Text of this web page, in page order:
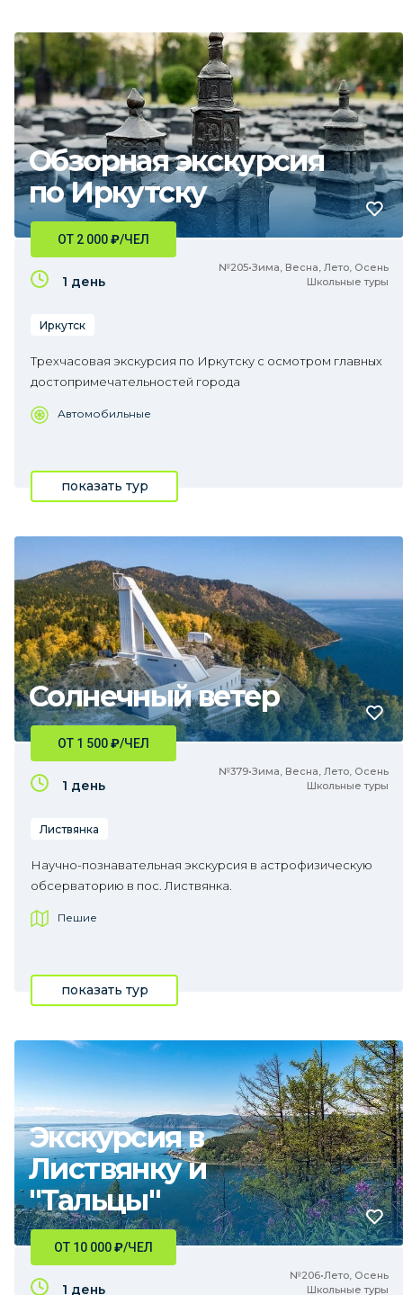
Обзорная экскурсия
по Иркутску
№205•Зима, Весна, Лето, Осень
Школьные туры
ОТ 2 000₽/ЧЕЛ
1 день
Иркутск
Трехчасовая экскурсия по Иркутску с осмотром главных
достопримечательностей города
Автомобильные
показать тур
Солнечный ветер
№379•Зима, Весна, Лето, Осень
Школьные туры
ОТ 1 500₽/ЧЕЛ
1 день
Листвянка
Научно-познавательная экскурсия в астрофизическую
обсерваторию в пос. Листвянка.
Пешие
показать тур
Экскурсия в
Листвянку и
"Тальцы"
№206•Лето, Осень
Школьные туры
ОТ 10 000₽/ЧЕЛ
1 день